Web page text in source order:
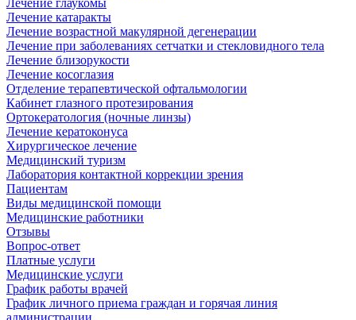
Лечение катаракты
Лечение возрастной макулярной дегенерации
Лечение при заболеваниях сетчатки и стекловидного тела
Лечение близорукости
Лечение косоглазия
Отделение терапевтической офтальмологии
Кабинет глазного протезирования
Ортокератология (ночные линзы)
Лечение кератоконуса
Хирургическое лечение
Медицинский туризм
Лаборатория контактной коррекции зрения
Пациентам
Виды медицинской помощи
Медицинские работники
Отзывы
Вопрос-ответ
Платные услуги
Медицинские услуги
График работы врачей
График личного приема граждан и горячая линия
администрации